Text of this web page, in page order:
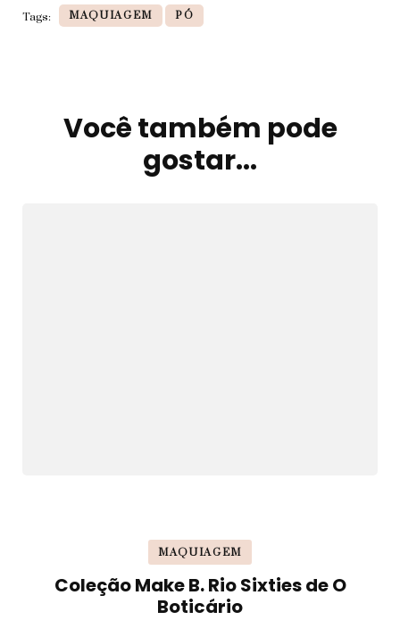
Tags: MAQUIAGEM PÓ
NavegaçãoVocê também pode
gostar...
MAQUIAGEM
Coleção Make B. Rio Sixties de O
Boticário